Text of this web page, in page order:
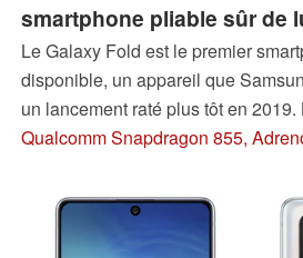
smartphone pliable sûr de
Le Galaxy Fold est le premier
disponible, un appareil que
un lancement raté plus tôt en
test pour voir si les changements
Qualcomm Snapdragon 855,